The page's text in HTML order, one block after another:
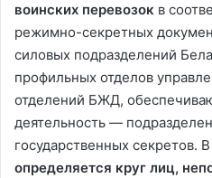
воинских перевозок в
режимно-секретных
силовых подразделений
профильных отделов
отделений БЖД,
деятельность —
государственных секретов.
определяется круг лиц,